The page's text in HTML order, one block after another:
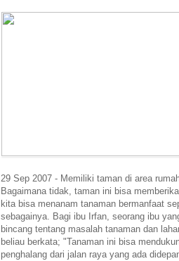
29 Sep 2007 - Memiliki taman di area
Bagaimana tidak, taman ini bisa
kita bisa menanam tanaman bermanfaat
sebagainya. Bagi ibu Irfan, seorang ibu
bincang tentang masalah tanaman dan
beliau berkata; "Tanaman ini bisa
penghalang dari jalan raya yang ada